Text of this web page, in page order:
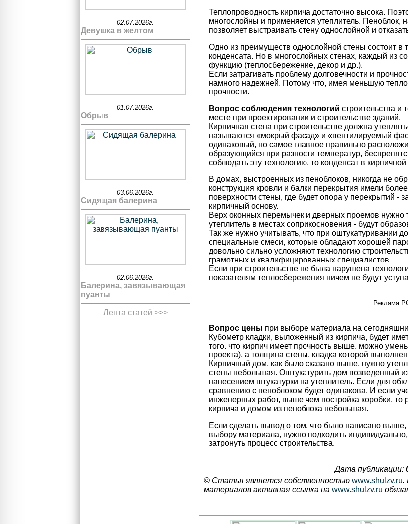
Теплопроводность кирпича достаточно высока.
многослойны и применяется утеплитель. Пеноблок,
позволяет выстраивать стену однослойной и
Одно из преимуществ однослойной стены состоит
конденсата. Но в многослойных стенах, каждый из
функцию (теплосбережение, декор и др.).
Если затрагивать проблему долговечности и
намного надежней. Потому что, имея меньшую
прочности.
Вопрос соблюдения технологий строительства и
месте при проектировании и строительстве зданий.
Кирпичная стена при строительстве должна
называются «мокрый фасад» и «вентилируемый
одинаковый, но самое главное правильно
образующийся при разности температур,
соблюдать эту технологию, то конденсат в
В домах, выстроенных из пеноблоков, никогда не
конструкция кровли и балки перекрытия имели
поверхности стены, где будет опора у перекрытий
кирпичный основу.
Верх оконных перемычек и дверных проемов нужно
утеплитель в местах соприкосновения - будут
Так же нужно учитывать, что при оштукатуривании
специальные смеси, которые обладают хорошей
довольно сильно усложняют технологию
грамотных и квалифицированных специалистов.
Если при строительстве не была нарушена
показателям теплосбережения ничем не будут
Реклама
Вопрос цены при выборе материала на
Кубометр кладки, выложенный из кирпича, будет
того, что кирпич имеет прочность выше, можно
проекта), а толщина стены, кладка которой
Кирпичный дом, как было сказано выше, нужно
стены небольшая. Оштукатурить дом возведенный
нанесением штукатурки на утеплитель. Если для
сравнению с пеноблоком будет одинакова. И если
инженерных работ, выше чем постройка коробки,
кирпича и домом из пеноблока небольшая.
Если сделать вывод о том, что было написано выше,
выбору материала, нужно подходить
затронуть процесс строительства.
Дата публикации:
© Статья является собственностью www.shulzv.ru.
материалов активная ссылка на www.shulzv.ru
02.07.2026г.
Девушка в желтом
01.07.2026г.
Обрыв
03.06.2026г.
Сидящая балерина
02.06.2026г.
Балерина, завязывающая
пуанты
Лента статей >>>